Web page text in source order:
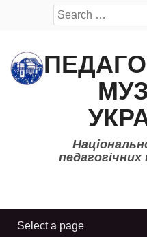
Search
for:
педагогічних